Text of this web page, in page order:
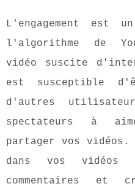
L'engagement est
l'algorithme de
vidéo suscite
est susceptible
d'autres
spectateurs à
partager vos vidéos.
dans vos
commentaires et